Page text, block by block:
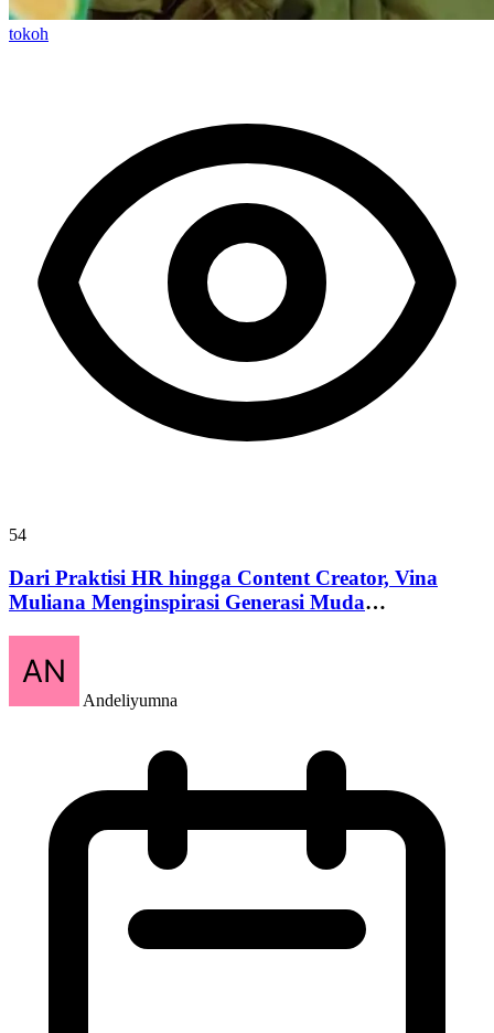
tokoh
54
Dari Praktisi HR hingga Content Creator, Vina
Muliana Menginspirasi Generasi Muda
Andeliyumna